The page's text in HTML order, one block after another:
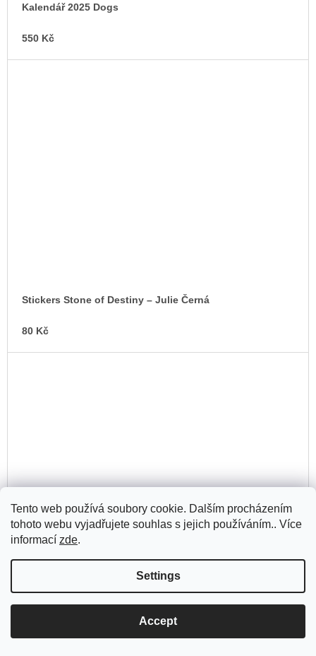
Tento web používá soubory cookie. Dalším procházením
tohoto webu vyjadřujete souhlas s jejich používáním.. Více
informací zde.
Settings
Accept
Kalendář 2025 Dogs
550 Kč
Stickers Stone of Destiny – Julie Černá
80 Kč
Edice architektonických pohlednic